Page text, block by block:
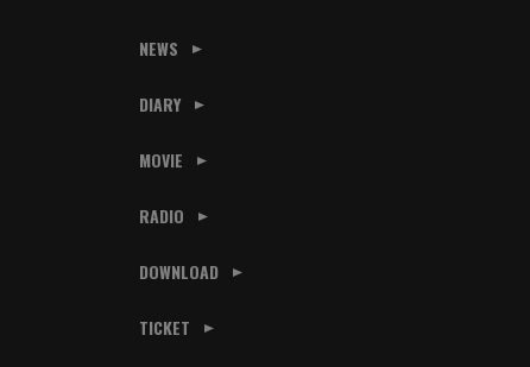
NEWS
DIARY
MOVIE
RADIO
DOWNLOAD
TICKET